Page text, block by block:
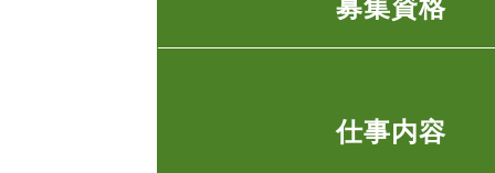
募集資格
仕事内容